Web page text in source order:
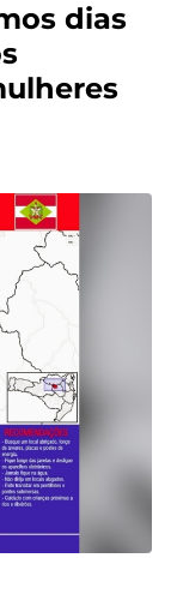
dias